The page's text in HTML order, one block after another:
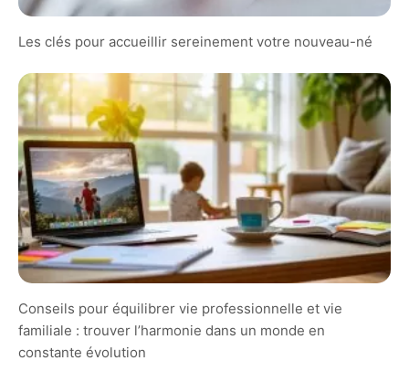
Les clés pour accueillir sereinement votre nouveau-né
Conseils pour équilibrer vie professionnelle et vie
familiale : trouver l’harmonie dans un monde en
constante évolution